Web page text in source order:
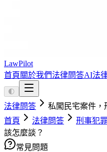
LawPilot
首頁 關於我們法律問答AI法
🌓
法律問答
私闖民宅案件，
首頁
法律問答 刑事犯
該怎麼談？
常見問題